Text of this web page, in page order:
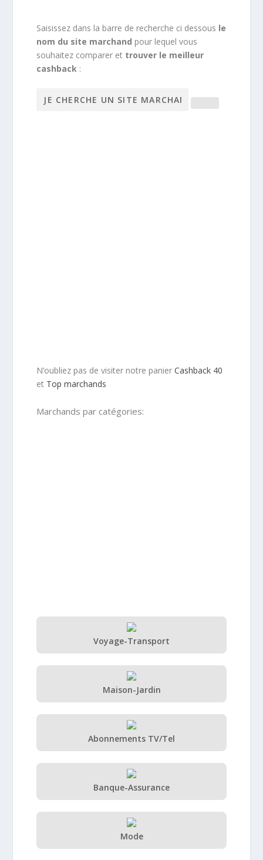
Saisissez dans la barre de recherche ci dessous le
nom du site marchand pour lequel vous
souhaitez comparer et trouver le meilleur
cashback :
N’oubliez pas de visiter notre panierCashback 40
et Top marchands
Marchands par catégories:
Voyage-Transport
Maison-Jardin
Abonnements TV/Tel
Banque-Assurance
Mode